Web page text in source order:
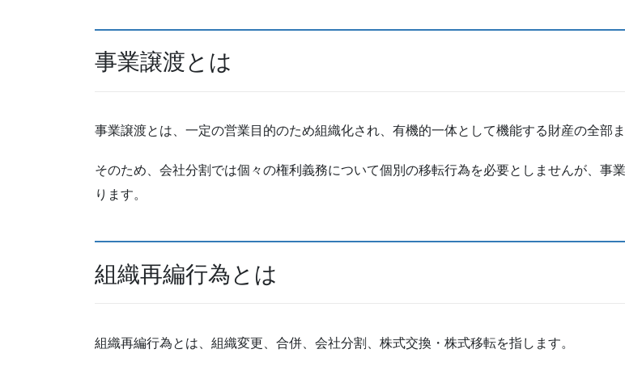
事業譲渡とは
事業譲渡とは、一定の営業目的のため組織化され、有機的一体として機能する財産の全部
そのため、会社分割では個々の権利義務について個別の移転行為を必要としませんが、事
ります。
組織再編行為とは
組織再編行為とは、組織変更、合併、会社分割、株式交換・株式移転を指します。